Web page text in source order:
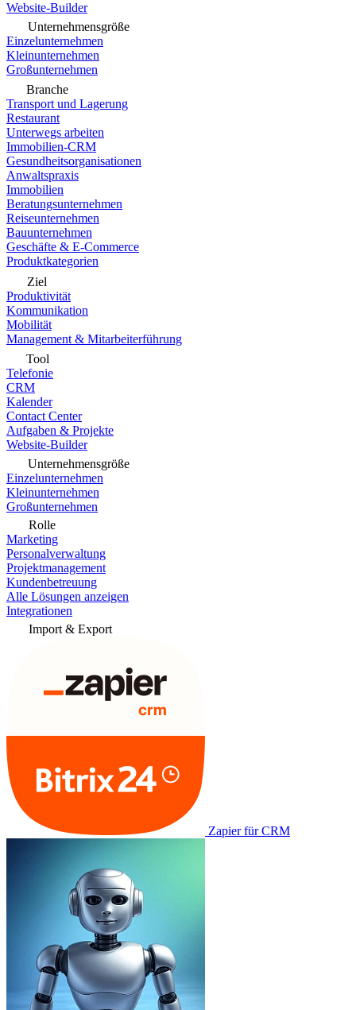
Website-Builder
Unternehmensgröße
Einzelunternehmen
Kleinunternehmen
Großunternehmen
Branche
Transport und Lagerung
Restaurant
Unterwegs arbeiten
Immobilien-CRM
Gesundheitsorganisationen
Anwaltspraxis
Immobilien
Beratungsunternehmen
Reiseunternehmen
Bauunternehmen
Geschäfte & E-Commerce
Produktkategorien
Ziel
Produktivität
Kommunikation
Mobilität
Management & Mitarbeiterführung
Tool
Telefonie
CRM
Kalender
Contact Center
Aufgaben & Projekte
Website-Builder
Unternehmensgröße
Einzelunternehmen
Kleinunternehmen
Großunternehmen
Rolle
Marketing
Personalverwaltung
Projektmanagement
Kundenbetreuung
Alle Lösungen anzeigen
Integrationen
Import & Export
Zapier für CRM